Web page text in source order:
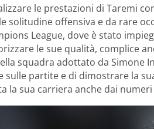
le prestazioni di Taremi
solitudine offensiva e da rare
League, dove è stato
le sue qualità, complice
squadra adottato da Simone
sulle partite e di dimostrare la
la sua carriera anche dai